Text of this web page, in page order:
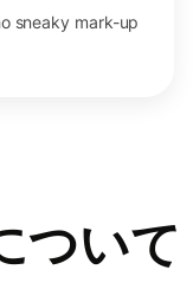
sneaky mark-up
ついて